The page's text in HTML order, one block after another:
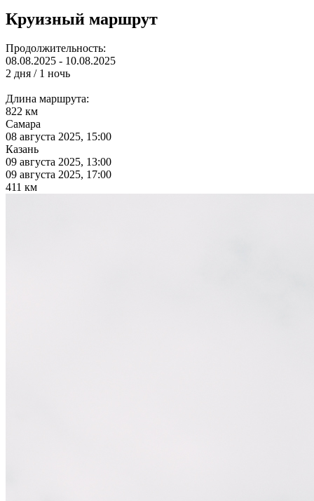
Круизный маршрут
Продолжительность:
08.08.2025 - 10.08.2025
2 дня / 1 ночь
Длина маршрута:
822 км
Самара
08 августа 2025, 15:00
Казань
09 августа 2025, 13:00
09 августа 2025, 17:00
411 км